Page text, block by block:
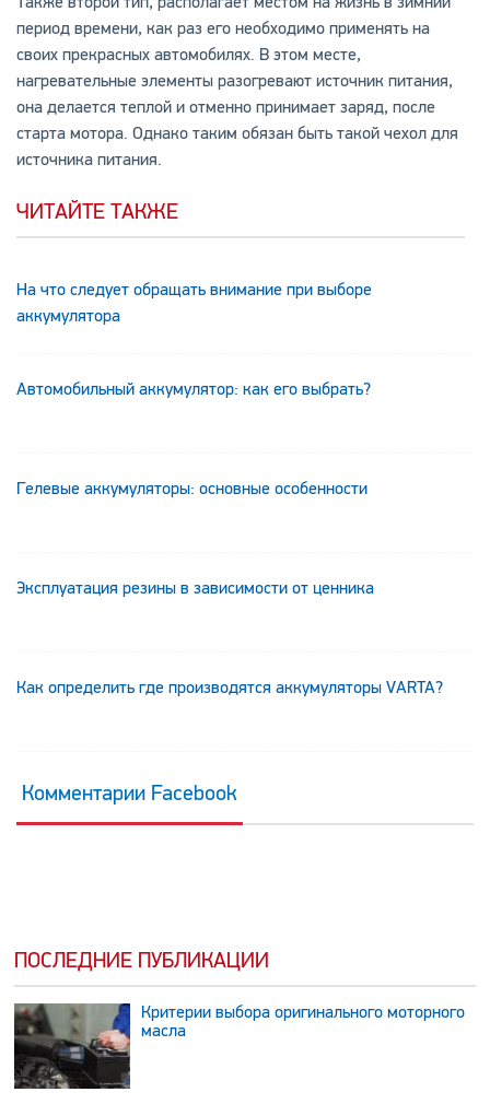
период времени, как раз его необходимо применять на
своих прекрасных автомобилях. В этом месте,
нагревательные элементы разогревают источник питания,
она делается теплой и отменно принимает заряд, после
старта мотора. Однако таким обязан быть такой чехол для
источника питания.
ЧИТАЙТЕ ТАКЖЕ
На что следует обращать внимание при выборе
аккумулятора
Автомобильный аккумулятор: как его выбрать?
Гелевые аккумуляторы: основные особенности
Эксплуатация резины в зависимости от ценника
Как определить где производятся аккумуляторы VARTA?
Комментарии Facebook
ПОСЛЕДНИЕ ПУБЛИКАЦИИ
Критерии выбора оригинального моторного
масла